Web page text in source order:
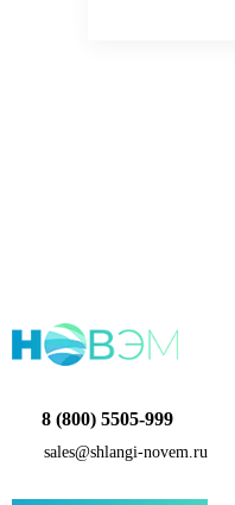
8 (800) 5505-999
sales@shlangi-novem.ru